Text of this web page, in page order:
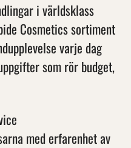
i världsklass
Cosmetics sortiment
varje dag
som rör budget,
med erfarenhet av